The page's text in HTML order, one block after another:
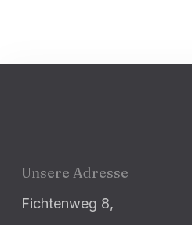
Unsere Adresse
Fichtenweg 8,